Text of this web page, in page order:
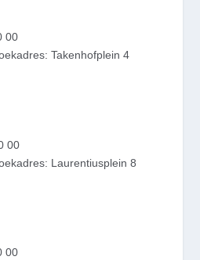
00
Takenhofplein 4
00
Laurentiusplein 8
00